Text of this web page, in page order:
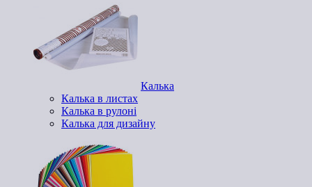
Калька
Калька в листах
Калька в рулоні
Калька для дизайну